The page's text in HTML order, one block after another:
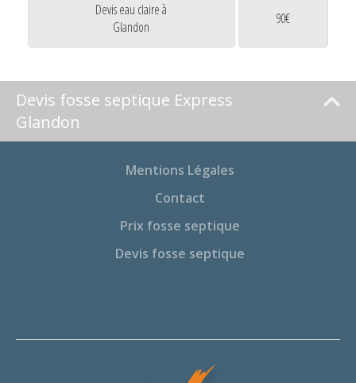
Devis eau claire à
Glandon
90€
Devis fosse septique Express
Glandon
Mentions Légales
Contact
Prix fosse septique
Devis fosse septique